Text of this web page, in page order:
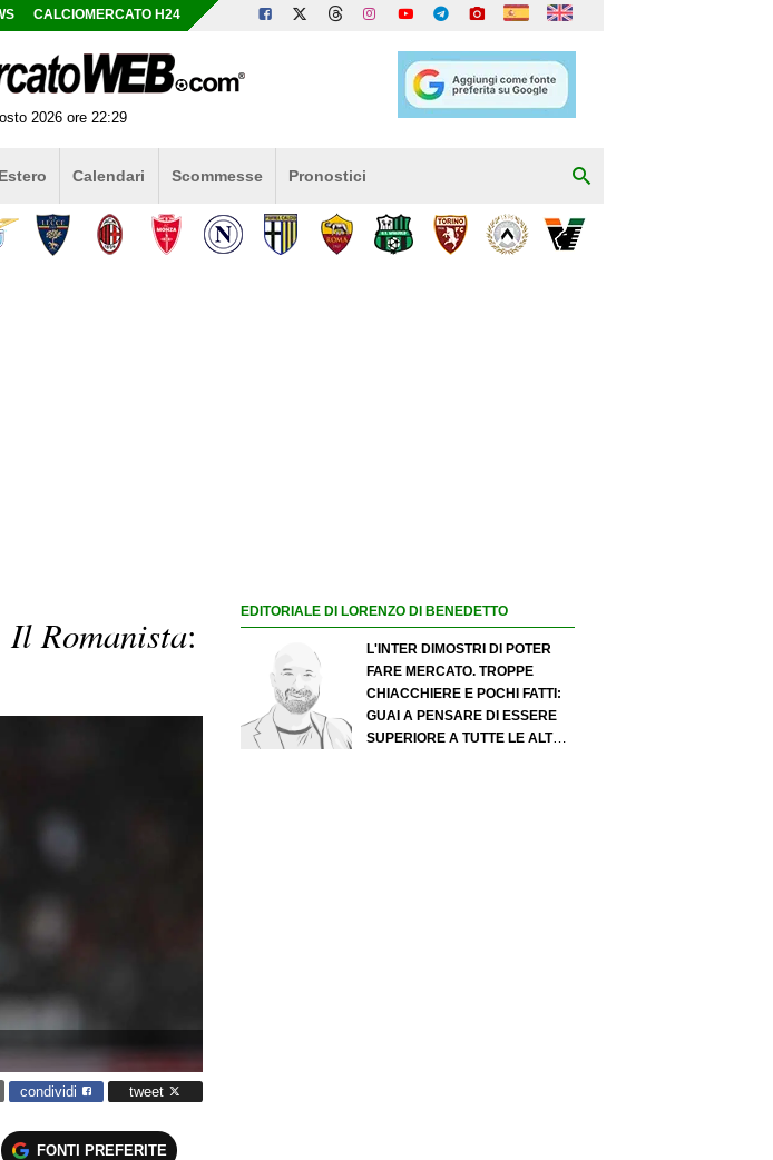
CALCIOMERCATO H24
2026 ore 22:29
Calendari Scommesse Pronostici
Il Romanista:
condividi tweet
FONTI PREFERITE
EDITORIALE DI LORENZO DI BENEDETTO
L'INTER DIMOSTRI DI POTER
FARE MERCATO. TROPPE
CHIACCHIERE E POCHI FATTI:
GUAI A PENSARE DI ESSERE
SUPERIORE A TUTTE LE ALTRE